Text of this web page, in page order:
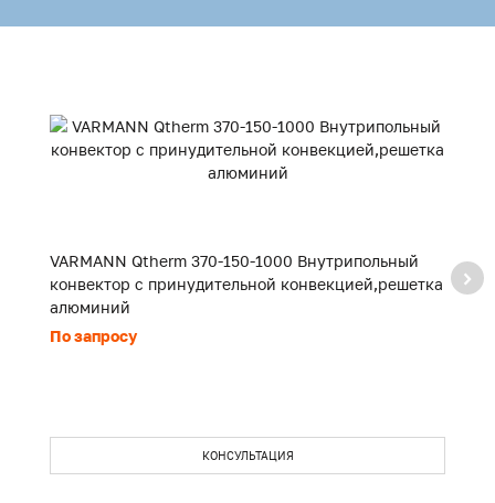
VARMANN Qtherm 370-150-1000 Внутрипольный
конвектор с принудительной конвекцией,решетка
алюминий
По запросу
КОНСУЛЬТАЦИЯ